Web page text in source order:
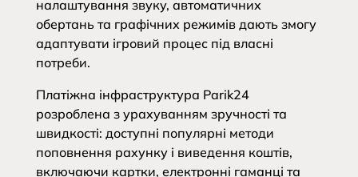
налаштування звуку, автоматичних
обертань та графічних режимів дають змогу
адаптувати ігровий процес під власні
потреби.
Платіжна інфраструктура Parik24
розроблена з урахуванням зручності та
швидкості: доступні популярні методи
поповнення рахунку і виведення коштів,
включаючи картки, електронні гаманці та